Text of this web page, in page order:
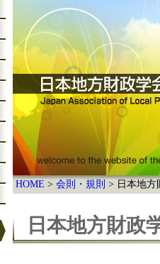
HOME 会則・規則 日本地
日本地方財政